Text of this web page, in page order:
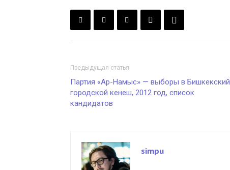
Предыдущая статья
Партия «Ар-Намыс» — выборы в Бишкекский
городской кенеш, 2012 год, список
кандидатов
simpu